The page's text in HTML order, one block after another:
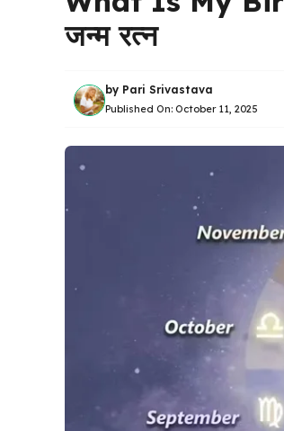
जन्म रत्न
by Pari Srivastava
Published On: October 11, 2025